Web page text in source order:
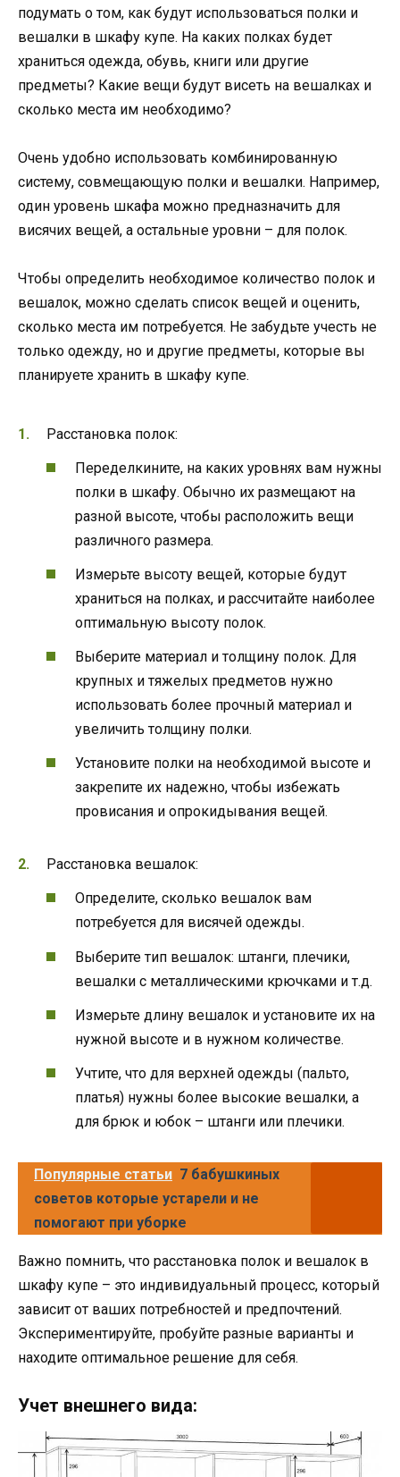
подумать о том, как будут использоваться полки и
вешалки в шкафу купе. На каких полках будет
храниться одежда, обувь, книги или другие
предметы? Какие вещи будут висеть на вешалках и
сколько места им необходимо?
Очень удобно использовать комбинированную
систему, совмещающую полки и вешалки. Например,
один уровень шкафа можно предназначить для
висячих вещей, а остальные уровни – для полок.
Чтобы определить необходимое количество полок и
вешалок, можно сделать список вещей и оценить,
сколько места им потребуется. Не забудьте учесть не
только одежду, но и другие предметы, которые вы
планируете хранить в шкафу купе.
Расстановка полок:
Переделкините, на каких уровнях вам нужны
полки в шкафу. Обычно их размещают на
разной высоте, чтобы расположить вещи
различного размера.
Измерьте высоту вещей, которые будут
храниться на полках, и рассчитайте наиболее
оптимальную высоту полок.
Выберите материал и толщину полок. Для
крупных и тяжелых предметов нужно
использовать более прочный материал и
увеличить толщину полки.
Установите полки на необходимой высоте и
закрепите их надежно, чтобы избежать
провисания и опрокидывания вещей.
Расстановка вешалок:
Определите, сколько вешалок вам
потребуется для висячей одежды.
Выберите тип вешалок: штанги, плечики,
вешалки с металлическими крючками и т.д.
Измерьте длину вешалок и установите их на
нужной высоте и в нужном количестве.
Учтите, что для верхней одежды (пальто,
платья) нужны более высокие вешалки, а
для брюк и юбок – штанги или плечики.
Популярные статьи 7 бабушкиных
советов которые устарели и не
помогают при уборке
Важно помнить, что расстановка полок и вешалок в
шкафу купе – это индивидуальный процесс, который
зависит от ваших потребностей и предпочтений.
Экспериментируйте, пробуйте разные варианты и
находите оптимальное решение для себя.
Учет внешнего вида: